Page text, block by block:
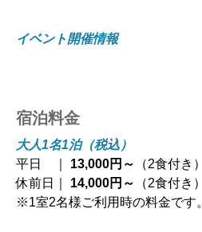
イベント開催情報
宿泊料金
大人1名1泊（税込）
平日 ｜
13,000円～
（2食付き）
休前日｜
14,000円～
（2食付き）
※1室2名様ご利用時の料金です。